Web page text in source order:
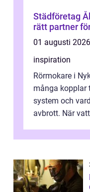
Städföretag
rätt partner
01 augusti 2026
inspiration
Rörmokare i
många kopplar
system och
avbrott. När